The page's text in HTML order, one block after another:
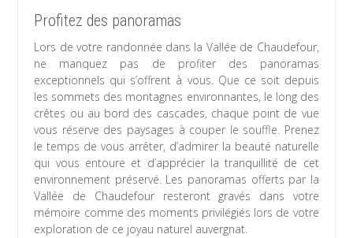
Profitez des panoramas
Lors de votre randonnée dans la Vallée de Chaudefour,
ne manquez pas de profiter des panoramas
exceptionnels qui s’offrent à vous. Que ce soit depuis
les sommets des montagnes environnantes, le long des
crêtes ou au bord des cascades, chaque point de vue
vous réserve des paysages à couper le souffle. Prenez
le temps de vous arrêter, d’admirer la beauté naturelle
qui vous entoure et d’apprécier la tranquillité de cet
environnement préservé. Les panoramas offerts par la
Vallée de Chaudefour resteront gravés dans votre
mémoire comme des moments privilégiés lors de votre
exploration de ce joyau naturel auvergnat.